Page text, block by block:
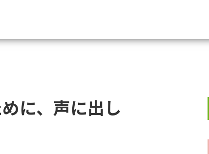
大学・短大の資料種類から請求
大学パンフ
学部・学科パンフ
に、声に出し